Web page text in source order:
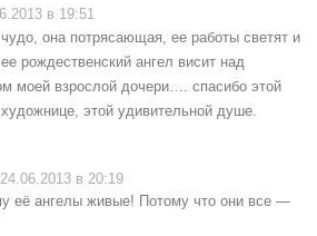
в 19:51
она потрясающая, ее работы светят и
рождественский ангел висит над
моей взрослой дочери…. спасибо этой
этой удивительной душе.
24.06.2013 в 20:19
её ангелы живые! Потому что они все —